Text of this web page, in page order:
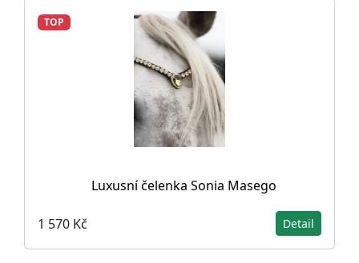
TOP
Luxusní čelenka Sonia Masego
1 570 Kč Detail